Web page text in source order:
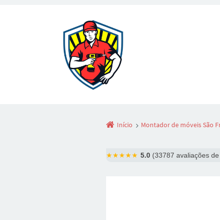
Início Montador de móveis São
★★★★★ 5.0 (33787 avaliações